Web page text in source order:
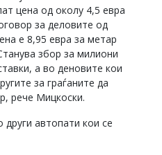
цена од околу 4,5 евра
за деловите од
е 8,95 евра за метар
збор за милиони
а во деновите кои
за граѓаните да
рече Мицкоски.
други автопати кои се